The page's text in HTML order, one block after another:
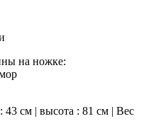
на ножке:
см | высота : 81 см | Вес